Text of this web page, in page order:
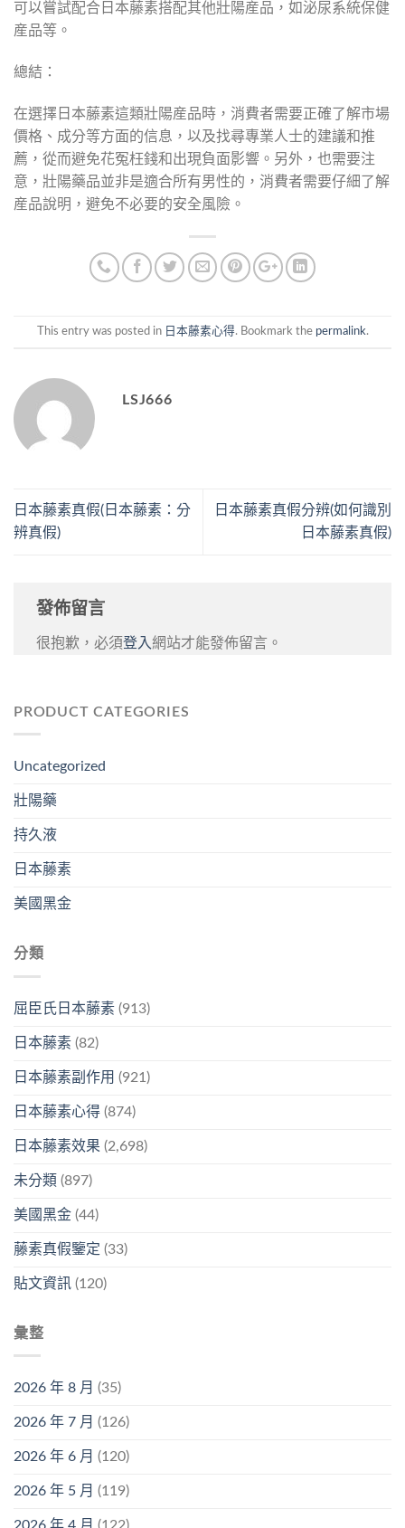
可以嘗試配合日本藤素搭配其他壯陽産品，如泌尿系統保健
産品等。
總結：
在選擇日本藤素這類壯陽産品時，消費者需要正確了解市場
價格、成分等方面的信息，以及找尋專業人士的建議和推
薦，從而避免花冤枉錢和出現負面影響。另外，也需要注
意，壯陽藥品並非是適合所有男性的，消費者需要仔細了解
産品說明，避免不必要的安全風險。
This entry was posted in 日本藤素心得. Bookmark the permalink.
LSJ666
日本藤素真假(日本藤素：分
辨真假)
日本藤素真假分辨(如何識別
日本藤素真假)
發佈留言
很抱歉，必須登入網站才能發佈留言。
PRODUCT CATEGORIES
Uncategorized
壯陽藥
持久液
日本藤素
美國黑金
分類
屈臣氏日本藤素 (913)
日本藤素 (82)
日本藤素副作用 (921)
日本藤素心得 (874)
日本藤素效果 (2,698)
未分類 (897)
美國黑金 (44)
藤素真假鑒定 (33)
貼文資訊 (120)
彙整
2026 年 8 月 (35)
2026 年 7 月 (126)
2026 年 6 月 (120)
2026 年 5 月 (119)